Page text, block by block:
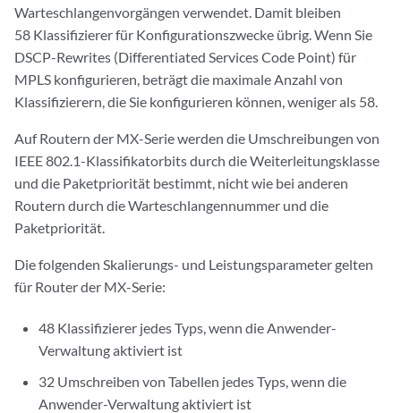
Warteschlangenvorgängen verwendet. Damit bleiben
58 Klassifizierer für Konfigurationszwecke übrig. Wenn Sie
DSCP-Rewrites (Differentiated Services Code Point) für
MPLS konfigurieren, beträgt die maximale Anzahl von
Klassifizierern, die Sie konfigurieren können, weniger als 58.
Auf Routern der MX-Serie werden die Umschreibungen von
IEEE 802.1-Klassifikatorbits durch die Weiterleitungsklasse
und die Paketpriorität bestimmt, nicht wie bei anderen
Routern durch die Warteschlangennummer und die
Paketpriorität.
Die folgenden Skalierungs- und Leistungsparameter gelten
für Router der MX-Serie:
48 Klassifizierer jedes Typs, wenn die Anwender-
Verwaltung aktiviert ist
32 Umschreiben von Tabellen jedes Typs, wenn die
Anwender-Verwaltung aktiviert ist